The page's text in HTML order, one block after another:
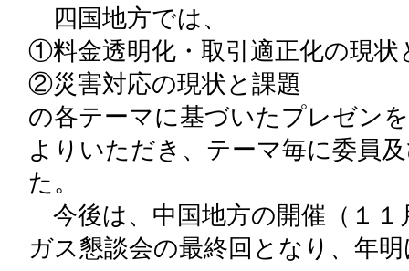
四国地方では、
①料金透明化・取引適正化の現状
②災害対応の現状と課題
の各テーマに基づいたプレゼン
よりいただき、テーマ毎に委員
た。
今後は、中国地方の開催（１１
ガス懇談会の最終回となり、年